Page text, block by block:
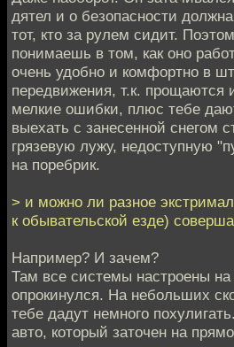
дятел и о безопасности
тот, кто за рулем сидит.
понимаешь в том, как оно
очень удобно и комфортно в
передвижения, т.к. прощаются
мелкие ошибки, плюс тебе
выехать с занесенной снегом
грязевую лужу, недоступную
на поребрик.
> и можно ли разное
к обывательской езде)
Например? И зачем?
Там все системы настроены
опрокинулся. На небольших
тебе дадут немного
авто, который заточен на